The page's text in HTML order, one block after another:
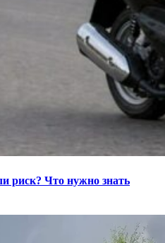
риск? Что нужно знать